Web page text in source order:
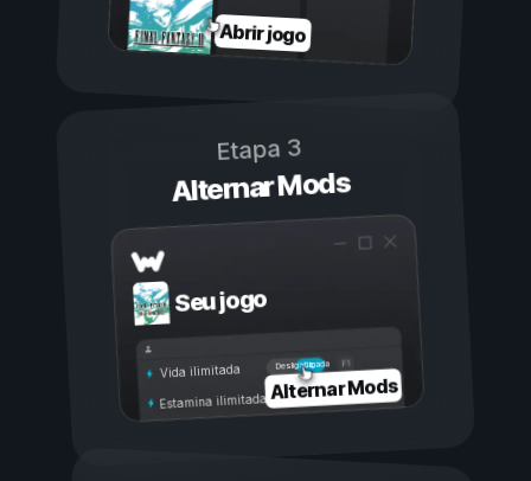
Abrir jogo
Etapa 3
Alternar Mods
Seu jogo
Ligada
Desligada
Vida ilimitada
Estamina ilimitadaAlternar Mods